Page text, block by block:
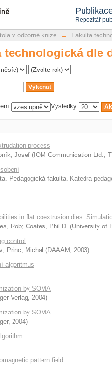
Repozitář
technologická dle
v odborné knize → Fakulta
technologická dle
Výsledky:
process
Josef ( IOM Communication Ltd.,
Pedagogická fakulta. Katedra
in flat coextrusion dies:
Rob; Coates, Phil D. (University of
control
; Princ, Michal (DAAAM , 2003)
algoritmus
by SOMA
Verlag, 2004)
by SOMA
, 2004)
pattern field